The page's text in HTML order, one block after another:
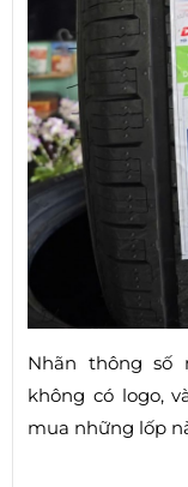
Nhãn thông số
không có logo,
mua những lốp